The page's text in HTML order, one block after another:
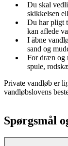
Du skal
skikkelsen
Du har pligt
kan aflede
I åbne
sand og
For dræn og
spule,
Private vandløb er
vandløbslovens
Spørgsmål